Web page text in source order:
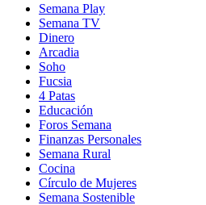
Semana Play
Semana TV
Dinero
Arcadia
Soho
in
new
window
Fucsia
in
new
window
4 Patas
Educación
Foros Semana
Finanzas Personales
Semana Rural
Cocina
Círculo de Mujeres
Semana Sostenible